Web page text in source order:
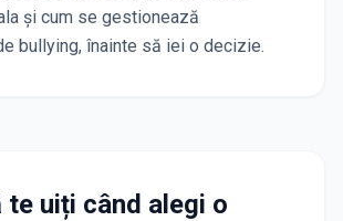
și cum se gestionează
bullying, înainte să iei o decizie.
te uiți când alegi o